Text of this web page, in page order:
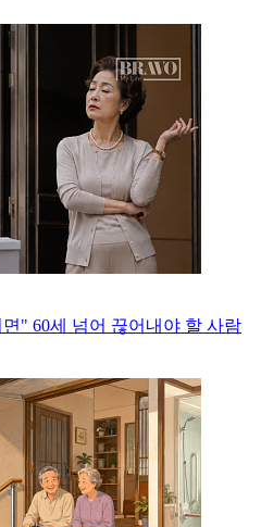
" 60세 넘어 끊어내야 할 사람